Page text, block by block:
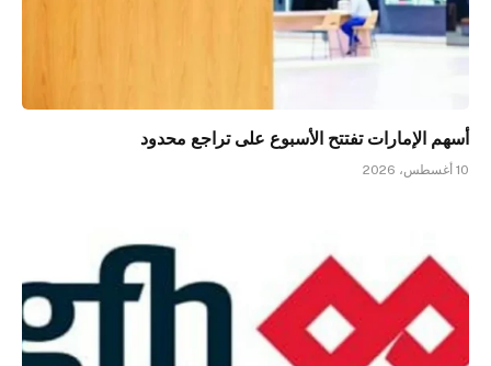
أسهم الإمارات تفتتح الأسبوع على تراجع محدود
10 أغسطس، 2026